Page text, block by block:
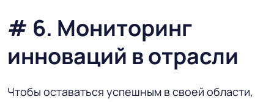
# 6. Мониторинг
инноваций в отрасли
Чтобы оставаться успешным в своей области,